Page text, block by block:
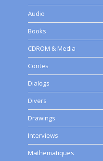
Audio
Books
CDROM & Media
Contes
Dialogs
Divers
Drawings
Interviews
Mathematiques